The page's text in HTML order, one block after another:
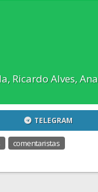
Ricardo Alves, Ana
TELEGRAM
comentaristas